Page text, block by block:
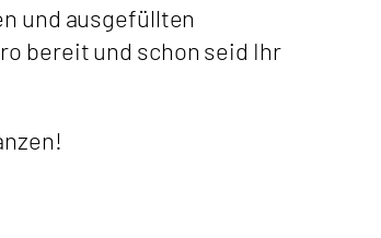
und ausgefüllten
bereit und schon seid Ihr